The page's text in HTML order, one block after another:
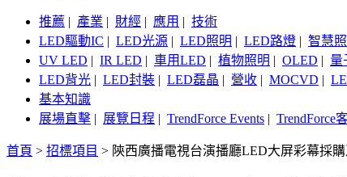
推薦 | 產業 | 財經 | 應用 | 技術
LED驅動IC | LED光源 | LED照明 | LED路燈 | 智慧
UV LED | IR LED | 車用LED | 植物照明 | OLED | 量
LED背光 | LED封裝 | LED磊晶 | 營收 | MOCVD |
基本知識
展場直擊 | 展覽日程 | TrendForce Events | TrendForce
首頁 > 招標項目 > 陝西廣播電視台演播廳LED大屏彩幕採